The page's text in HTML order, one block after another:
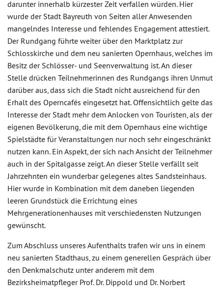
darunter innerhalb kürzester Zeit verfallen würden. Hier
wurde der Stadt Bayreuth von Seiten aller Anwesenden
mangelndes Interesse und fehlendes Engagement attestiert.
Der Rundgang führte weiter über den Marktplatz zur
Schlosskirche und dem neu sanierten Opernhaus, welches im
Besitz der Schlösser- und Seenverwaltung ist. An dieser
Stelle drücken Teilnehmerinnen des Rundgangs ihren Unmut
darüber aus, dass sich die Stadt nicht ausreichend für den
Erhalt des Operncafés eingesetzt hat. Offensichtlich gelte das
Interesse der Stadt mehr dem Anlocken von Touristen, als der
eigenen Bevölkerung, die mit dem Opernhaus eine wichtige
Spielstädte für Veranstaltungen nur noch sehr eingeschränkt
nutzen kann. Ein Aspekt, der sich nach Ansicht der Teilnehmer
auch in der Spitalgasse zeigt. An dieser Stelle verfällt seit
Jahrzehnten ein wunderbar gelegenes altes Sandsteinhaus.
Hier wurde in Kombination mit dem daneben liegenden
leeren Grundstück die Errichtung eines
Mehrgenerationenhauses mit verschiedensten Nutzungen
gewünscht.
Zum Abschluss unseres Aufenthalts trafen wir uns in einem
neu sanierten Stadthaus, zu einem generellen Gespräch über
den Denkmalschutz unter anderem mit dem
Bezirksheimatpfleger Prof. Dr. Dippold und Dr. Norbert